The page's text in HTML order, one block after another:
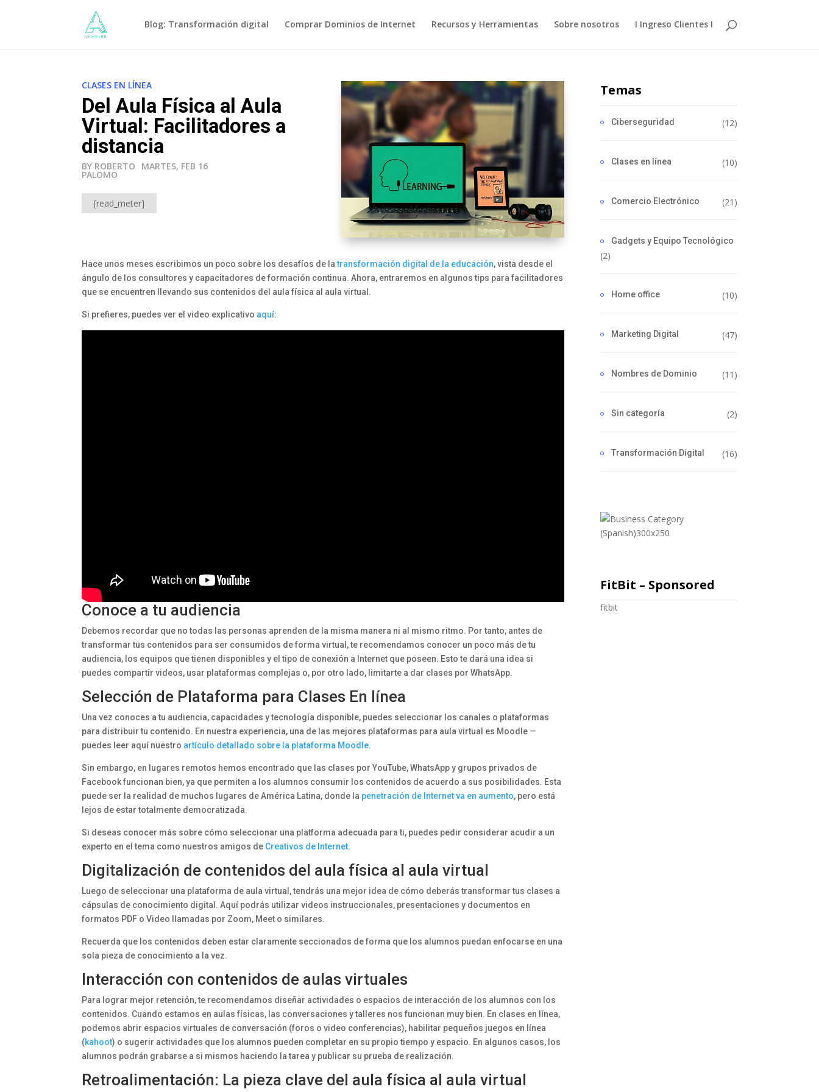
Blog: Transformación digital Comprar Dominios de Internet Recursos y Herramientas Sobre nosotros I Ingreso Clientes I
CLASES EN LÍNEA
Del Aula Física al Aula
Virtual: Facilitadores a
distancia
BY ROBERTO
PALOMO
MARTES, FEB 16
[read_meter]
Hace unos meses escribimos un poco sobre los desafíos de latransformación digital de la educación, vista desde el
ángulo de los consultores y capacitadores de formación continua. Ahora, entraremos en algunos tips para facilitadores
que se encuentren llevando sus contenidos del aula física al aula virtual.
Si prefieres, puedes ver el video explicativo aquí:
Conoce a tu audiencia
Debemos recordar que no todas las personas aprenden de la misma manera ni al mismo ritmo. Por tanto, antes de
transformar tus contenidos para ser consumidos de forma virtual, te recomendamos conocer un poco más de tu
audiencia, los equipos que tienen disponibles y el tipo de conexión a Internet que poseen. Esto te dará una idea si
puedes compartir videos, usar plataformas complejas o, por otro lado, limitarte a dar clases por WhatsApp.
Selección de Plataforma para Clases En línea
Una vez conoces a tu audiencia, capacidades y tecnología disponible, puedes seleccionar los canales o plataformas
para distribuir tu contenido. En nuestra experiencia, una de las mejores plataformas para aula virtual es Moodle —
puedes leer aquí nuestro artículo detallado sobre la plataforma Moodle.
Sin embargo, en lugares remotos hemos encontrado que las clases por YouTube, WhatsApp y grupos privados de
Facebook funcionan bien, ya que permiten a los alumnos consumir los contenidos de acuerdo a sus posibilidades. Esta
puede ser la realidad de muchos lugares de América Latina, donde la penetración de Internet va en aumento, pero está
lejos de estar totalmente democratizada.
Si deseas conocer más sobre cómo seleccionar una platforma adecuada para ti, puedes pedir considerar acudir a un
experto en el tema como nuestros amigos de Creativos de Internet.
Digitalización de contenidos del aula física al aula virtual
Luego de seleccionar una plataforma de aula virtual, tendrás una mejor idea de cómo deberás transformar tus clases a
cápsulas de conocimiento digital. Aquí podrás utilizar videos instruccionales, presentaciones y documentos en
formatos PDF o Video llamadas por Zoom, Meet o similares.
Recuerda que los contenidos deben estar claramente seccionados de forma que los alumnos puedan enfocarse en una
sola pieza de conocimiento a la vez.
Interacción con contenidos de aulas virtuales
Para lograr mejor retención, te recomendamos diseñar actividades o espacios de interacción de los alumnos con los
contenidos. Cuando estamos en aulas físicas, las conversaciones y talleres nos funcionan muy bien. En clases en línea,
podemos abrir espacios virtuales de conversación (foros o video conferencias), habilitar pequeños juegos en línea
(kahoot) o sugerir actividades que los alumnos pueden completar en su propio tiempo y espacio. En algunos casos, los
alumnos podrán grabarse a si mismos haciendo la tarea y publicar su prueba de realización.
Retroalimentación: La pieza clave del aula física al aula virtual
Temas
Ciberseguridad (12)
Clases en línea (10)
Comercio Electrónico (21)
Gadgets y Equipo Tecnológico
(2)
Home office (10)
Marketing Digital (47)
Nombres de Dominio (11)
Sin categoría (2)
Transformación Digital (16)
FitBit – Sponsored
fitbit